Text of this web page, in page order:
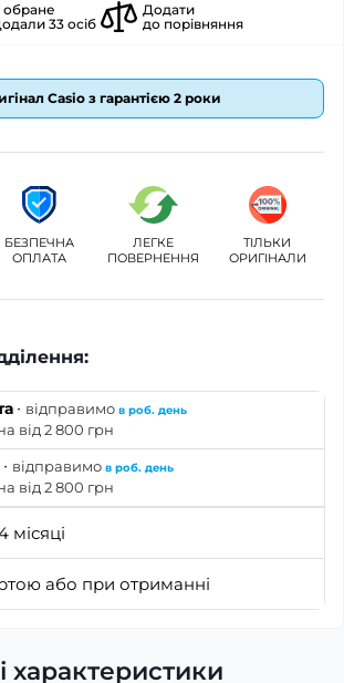
обране
33 осіб
Додати
до порівняння
Casio з гарантією 2 роки
БЕЗПЕЧНА
ОПЛАТА
ЛЕГКЕ
ПОВЕРНЕННЯ
ТІЛЬКИ
ОРИГІНАЛИ
· відправимо в роб. день
від 2 800 грн
· відправимо в роб. день
від 2 800 грн
місяці
або при отриманні
характеристики